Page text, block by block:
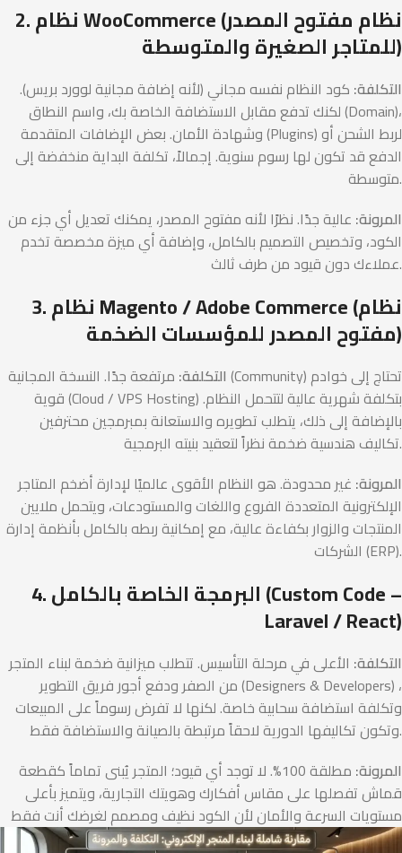
2. نظام WooCommerce (نظام مفتوح المصدر
للمتاجر الصغيرة والمتوسطة)
التكلفة: كود النظام نفسه مجاني (لأنه إضافة مجانية لوورد بريس).
لكنك تدفع مقابل الاستضافة الخاصة بك، واسم النطاق (Domain)،
وشهادة الأمان. بعض الإضافات المتقدمة (Plugins) لربط الشحن أو
الدفع قد تكون لها رسوم سنوية. إجمالاً، تكلفة البداية منخفضة إلى
متوسطة.
المرونة: عالية جدًا. نظرًا لأنه مفتوح المصدر، يمكنك تعديل أي جزء من
الكود، وتخصيص التصميم بالكامل، وإضافة أي ميزة مخصصة تخدم
عملاءك دون قيود من طرف ثالث.
3. نظام Magento / Adobe Commerce (نظام
مفتوح المصدر للمؤسسات الضخمة)
التكلفة: مرتفعة جدًا. النسخة المجانية (Community) تحتاج إلى خوادم
قوية (Cloud / VPS Hosting) بتكلفة شهرية عالية لتتحمل النظام.
بالإضافة إلى ذلك، يتطلب تطويره والاستعانة بمبرمجين محترفين
تكاليف هندسية ضخمة نظراً لتعقيد بنيته البرمجية.
المرونة: غير محدودة. هو النظام الأقوى عالميًا لإدارة أضخم المتاجر
الإلكترونية المتعددة الفروع واللغات والمستودعات، ويتحمل ملايين
المنتجات والزوار بكفاءة عالية، مع إمكانية ربطه بالكامل بأنظمة إدارة
الشركات (ERP).
4. البرمجة الخاصة بالكامل (Custom Code –
Laravel / React)
التكلفة: الأعلى في مرحلة التأسيس. تتطلب ميزانية ضخمة لبناء المتجر
من الصفر ودفع أجور فريق التطوير (Designers & Developers) ،
وتكلفة استضافة سحابية خاصة. لكنها لا تفرض رسوماً على المبيعات
وتكون تكاليفها الدورية لاحقاً مرتبطة بالصيانة والاستضافة فقط.
المرونة:
مطلقة 100%. لا توجد أي قيود؛ المتجر يُبنى تماماً كقطعة
قماش تفصلها على مقاس أفكارك وهويتك التجارية، ويتميز بأعلى
مستويات السرعة والأمان لأن الكود نظيف ومصمم لغرضك أنت فقط